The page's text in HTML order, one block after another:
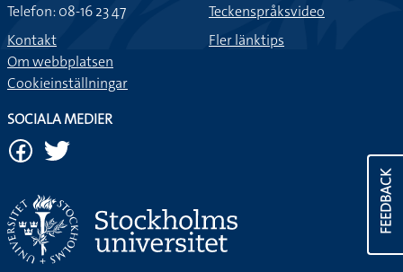
FEEDBACK
Telefon: 08-16 23 47
Kontakt
Om webbplatsen
Cookieinställningar
Teckenspråksvideo
Fler länktips
SOCIALA MEDIER